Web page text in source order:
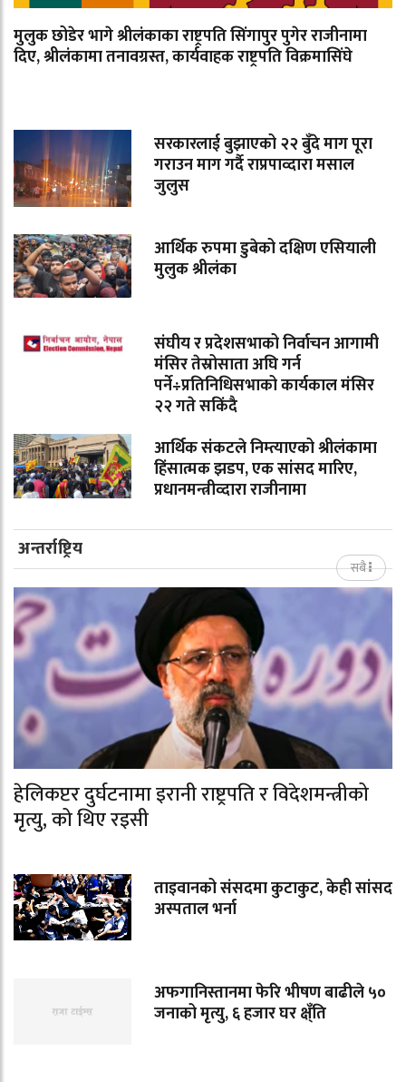
मुलुक छोडेर भागे श्रीलंकाका राष्ट्रपति सिंगापुर पुगेर राजीनामा
दिए, श्रीलंकामा तनावग्रस्त, कार्यवाहक राष्ट्रपति विक्रमासिंघे
सरकारलाई बुझाएको २२ बुँदे माग पूरा
गराउन माग गर्दै राप्रपाव्दारा मसाल
जुलुस
आर्थिक रुपमा डुबेको दक्षिण एसियाली
मुलुक श्रीलंका
संघीय र प्रदेशसभाको निर्वाचन आगामी
मंसिर तेस्रोसाता अघि गर्न
पर्ने÷प्रतिनिधिसभाको कार्यकाल मंसिर
२२ गते सकिंदै
आर्थिक संकटले निम्त्याएको श्रीलंकामा
हिंसात्मक झडप, एक सांसद मारिए,
प्रधानमन्त्रीव्दारा राजीनामा
अन्तर्राष्ट्रिय
सबै
हेलिकप्टर दुर्घटनामा इरानी राष्ट्रपति र विदेशमन्त्रीको
मृत्यु, को थिए रइसी
ताइवानको संसदमा कुटाकुट, केही सांसद
अस्पताल भर्ना
अफगानिस्तानमा फेरि भीषण बाढीले ५०
जनाको मृत्यु, ६ हजार घर क्ष्ँति